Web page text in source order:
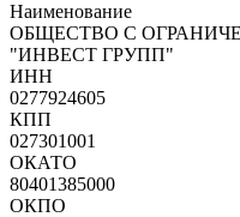
Наименование
ОБЩЕСТВО С
"ИНВЕСТ ГРУПП"
ИНН
0277924605
КПП
027301001
ОКАТО
80401385000
ОКПО